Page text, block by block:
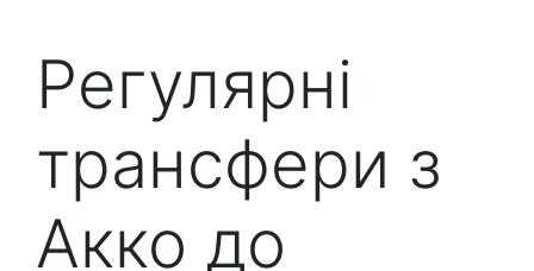
Регулярні
трансфери з
Акко до